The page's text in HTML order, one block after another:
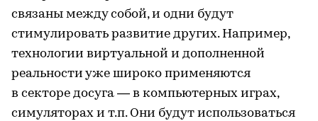
связаны между собой, и одни будут
стимулировать развитие других. Например,
технологии виртуальной и дополненной
реальности уже широко применяются
в секторе досуга — в компьютерных играх,
симуляторах и т.п. Они будут использоваться